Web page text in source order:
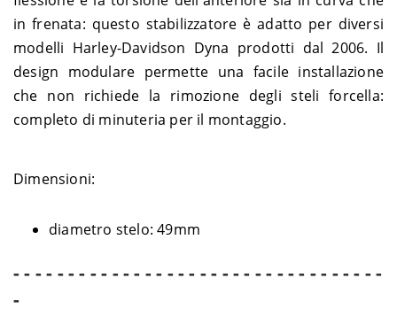
Harley-
MUSCLE
ROD
1130 V-Rod VRSCB – HBZ
2004-
Harley-
Davidson
MUSCLE
ROD
1250 V-Rod Muscle VRSCF ABS
- HPH
2009-
2012
Harley-
Davidson
MUSCLE
ROD
1250 V-Rod VRSCAW ABS – HFH 2009-
Harley-
Harley-
Davidson
MUSCLE
ROD
in frenata: questo stabilizzatore è adatto per diversi
modelli Harley-Davidson Dyna prodotti dal 2006. Il
design modulare permette una facile installazione
che non richiede la rimozione degli steli forcella:
completo di minuteria per il montaggio.
Dimensioni:
diametro stelo: 49mm
- - - - - - - - - - - - - - - - - - - - - - - - - - - - - - - - - -
-